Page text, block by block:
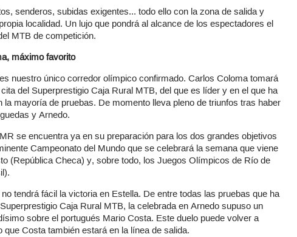
senderos, subidas exigentes... todo ello con la zona de salida y
localidad. Un lujo que pondrá al alcance de los espectadores el
MTB de competición.
máximo favorito
nuestro único corredor olímpico confirmado. Carlos Coloma tomará
del Superprestigio Caja Rural MTB, del que es líder y en el que ha
la mayoría de pruebas. De momento lleva pleno de triunfos tras haber
y Arnedo.
se encuentra ya en su preparación para los dos grandes objetivos
Campeonato del Mundo que se celebrará la semana que viene
(República Checa) y, sobre todo, los Juegos Olímpicos de Río de
tendrá fácil la victoria en Estella. De entre todas las pruebas que ha
Caja Rural MTB, la celebrada en Arnedo supuso un
sobre el portugués Mario Costa. Este duelo puede volver a
que Costa también estará en la línea de salida.